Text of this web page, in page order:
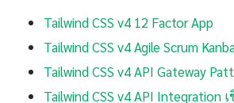
Tailwind CSS v4 12 Factor App
Tailwind CSS v4 Agile Scrum
Tailwind CSS v4 API Gateway
Tailwind CSS v4 API Integration